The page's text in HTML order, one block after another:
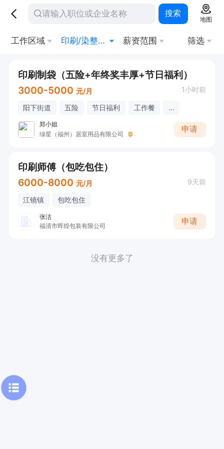
搜索
地图
工作区域 印刷/染整技术 薪资范围 筛选
印刷制袋（五险+年终奖丰厚+节日福利）
3000-5000 元/月 1小时前
阳下街道 五险 节日福利 工作餐 ...
郑小姐
绿星（福州）居室用品有限公司
申请
印刷师傅（包吃包住）
6000-8000 元/月 9天前
江镜镇 包吃包住
张洁
福清市晖煌包装有限公司
申请
没有更多了